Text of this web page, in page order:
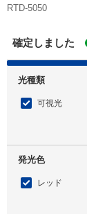
RTD-5050
確定しました
光種類
可視光
発光色
レッド